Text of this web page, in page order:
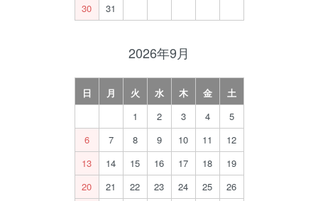
30
31
2026年9月
日 月 火 水 木 金
土
1
2 3 4
5
6
7 8 9 10 11
12
13
14 15 16 17 18
19
20
21 22 23 24 25
26